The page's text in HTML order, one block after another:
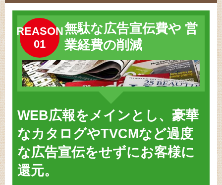
REASON
01
無駄な広告宣伝費や 営
業経費の削減
WEB広報をメインとし、豪華
なカタログやTVCMなど過度
な広告宣伝をせずにお客様に
還元。